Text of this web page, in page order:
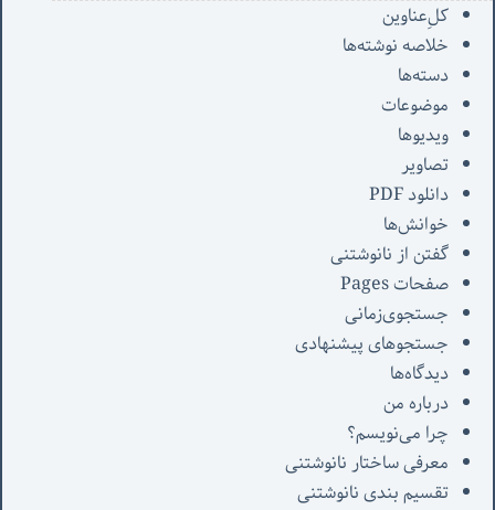
کل‌ِعناوین
خلاصه نوشته‌ها
دسته‌ها
موضوعات
ویدیوها
تصاویر
دانلود PDF
خوانش‌ها
گفتن از نانوشتنی
صفحات Pages
جستجوی‌زمانی
جستجوهای پیشنهادی
دیدگاه‌ها
درباره من
چرا می‌نویسم؟
معرفی‌ ساختار نانوشتنی
تقسیم بندی نانوشتنی